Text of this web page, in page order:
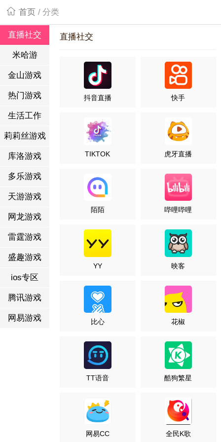
首页 / 分类
直播社交
米哈游
金山游戏
热门游戏
生活工作
莉莉丝游戏
库洛游戏
多乐游戏
天游游戏
网龙游戏
雷霆游戏
盛趣游戏
ios专区
腾讯游戏
网易游戏
直播社交
抖音直播 快手
TIKTOK 虎牙直播
陌陌 哔哩哔哩
YY 映客
比心 花椒
TT语音 酷狗繁星
网易CC 全民K歌